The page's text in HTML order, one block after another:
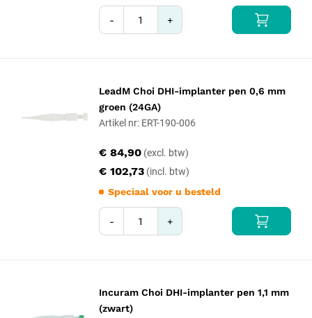
- +
LeadM Choi DHI-implanter pen 0,6 mm
groen (24GA)
Artikel nr: ERT-190-006
€ 102,73
€ 84,90
Speciaal voor u besteld
- +
Incuram Choi DHI-implanter pen 1,1 mm
(zwart)